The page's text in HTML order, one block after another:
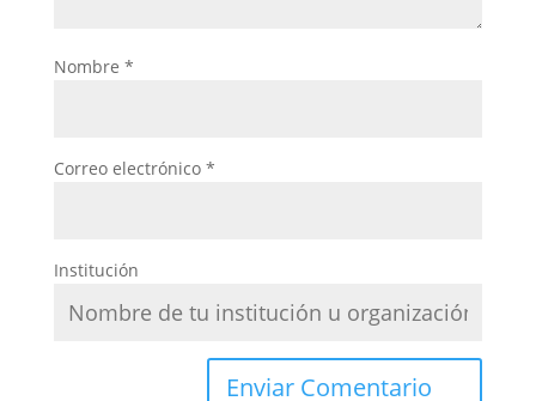
Nombre *
Correo electrónico *
Institución